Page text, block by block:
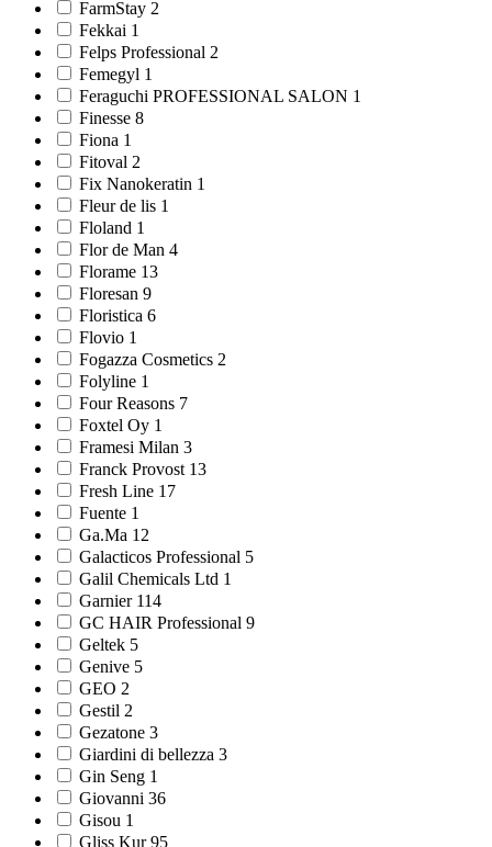
FarmStay 2
Fekkai 1
Felps Professional 2
Femegyl 1
Feraguchi PROFESSIONAL SALON 1
Finesse 8
Fiona 1
Fitoval 2
Fix Nanokeratin 1
Fleur de lis 1
Floland 1
Flor de Man 4
Florame 13
Floresan 9
Floristica 6
Flovio 1
Fogazza Cosmetics 2
Folyline 1
Four Reasons 7
Foxtel Oy 1
Framesi Milan 3
Franck Provost 13
Fresh Line 17
Fuente 1
Ga.Ma 12
Galacticos Professional 5
Galil Chemicals Ltd 1
Garnier 114
GC HAIR Professional 9
Geltek 5
Genive 5
GEO 2
Gestil 2
Gezatone 3
Giardini di bellezza 3
Gin Seng 1
Giovanni 36
Gisou 1
Gliss Kur 95